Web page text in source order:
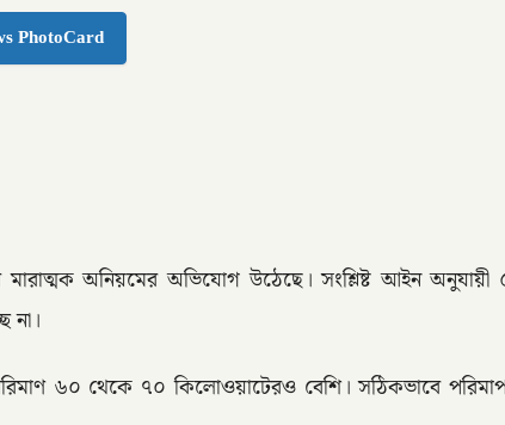
PhotoCard
অনিয়মের অভিযোগ উঠেছে। সংশ্লিষ্ট আইন
না।
৬০ থেকে ৭০ কিলোওয়াটেরও বেশি। সঠিকভাবে